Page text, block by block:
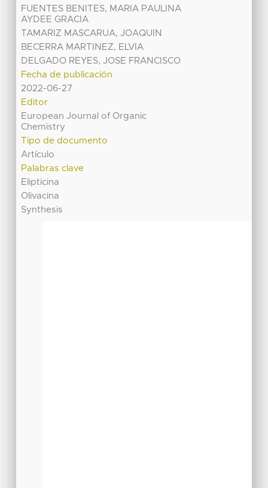
FUENTES BENITES, MARIA PAULINA
AYDEE GRACIA
TAMARIZ MASCARUA, JOAQUIN
BECERRA MARTINEZ, ELVIA
DELGADO REYES, JOSE FRANCISCO
Fecha de publicación
2022-06-27
Editor
European Journal of Organic
Chemistry
Tipo de documento
Artículo
Palabras clave
Elipticina
Olivacina
Synthesis